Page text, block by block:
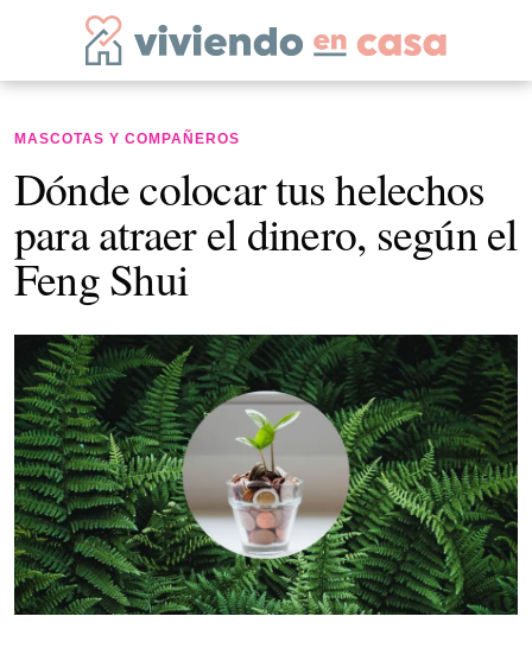
MASCOTAS Y COMPAÑEROS
Dónde colocar tus helechos
para atraer el dinero, según el
Feng Shui